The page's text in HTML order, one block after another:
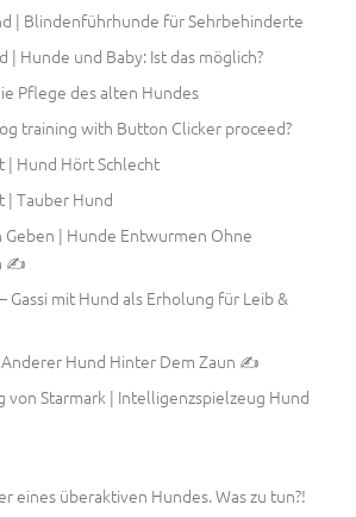
| Blindenführhunde für Sehrbehinderte
| Hunde und Baby: Ist das möglich?
Pflege des alten Hundes
training with Button Clicker proceed?
| Hund Hört Schlecht
| Tauber Hund
| Hunde Entwurmen Ohne
✍
Gassi mit Hund als Erholung für Leib &
Hund Hinter Dem Zaun ✍
von Starmark | Intelligenzspielzeug Hund
eines überaktiven Hundes. Was zu tun?!